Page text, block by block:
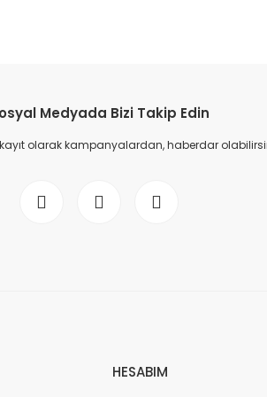
Medyada Bizi Takip Edin
olarak kampanyalardan, haberdar
HESABIM